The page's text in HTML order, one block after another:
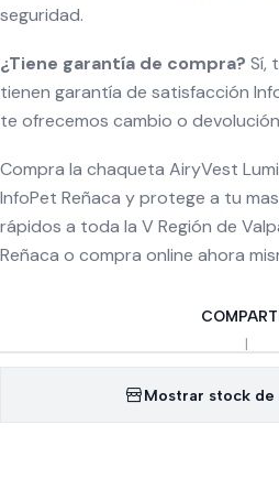
seguridad.
¿Tiene garantía de compra? Sí,
tienen garantía de satisfacción
te ofrecemos cambio o
Compra la chaqueta AiryVest
InfoPet Reñaca y protege a tu
rápidos a toda la V Región de
Reñaca o compra online ahora
|
Mostrar stock de